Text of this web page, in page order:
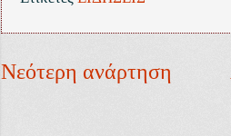
Νεότερη ανάρτηση